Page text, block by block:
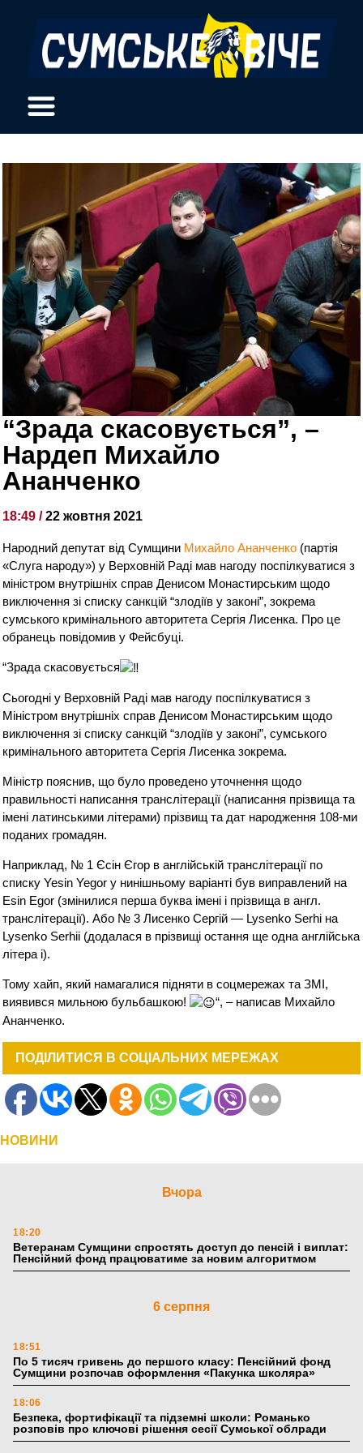
“Зрада скасовується”, –
Нардеп Михайло
Ананченко
18:49 /22 жовтня 2021
Народний депутат від Сумщини Михайло Ананченко (партія
«Слуга народу») у Верховній Раді мав нагоду поспілкуватися з
міністром внутрішніх справ Денисом Монастирським щодо
виключення зі списку санкцій “злодіїв у законі”, зокрема
сумського кримінального авторитета Сергія Лисенка. Про це
обранець повідомив у Фейсбуці.
“Зрада скасовується
Сьогодні у Верховній Раді мав нагоду поспілкуватися з
Міністром внутрішніх справ Денисом Монастирським щодо
виключення зі списку санкцій “злодіїв у законі”, сумського
кримінального авторитета Сергія Лисенка зокрема.
Міністр пояснив, що було проведено уточнення щодо
правильності написання транслітерації (написання прізвища та
імені латинськими літерами) прізвищ та дат народження 108-ми
поданих громадян.
Наприклад, № 1 Єсін Єгор в англійській транслітерації по
списку Yesin Yegor у нинішньому варіанті був виправлений на
Esin Egor (змінилися перша буква імені і прізвища в англ.
транслітерації). Або № 3 Лисенко Сергій — Lysenko Serhi на
Lysenko Serhii (додалася в прізвищі остання ще одна англійська
літера i).
Тому хайп, який намагалися підняти в соцмережах та ЗМІ,
виявився мильною бульбашкою!
“, – написав Михайло
Ананченко.
ПОДІЛИТИСЯ В СОЦІАЛЬНИХ МЕРЕЖАХ
НОВИНИ
Вчора
18:20
Ветеранам Сумщини спростять доступ до пенсій і виплат:
Пенсійний фонд працюватиме за новим алгоритмом
6 серпня
18:51
По 5 тисяч гривень до першого класу: Пенсійний фонд
Сумщини розпочав оформлення «Пакунка школяра»
18:06
Безпека, фортифікації та підземні школи: Романько
розповів про ключові рішення сесії Сумської облради